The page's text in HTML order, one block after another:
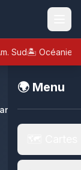
Sud🏝️ Océanie
🌍 Menu